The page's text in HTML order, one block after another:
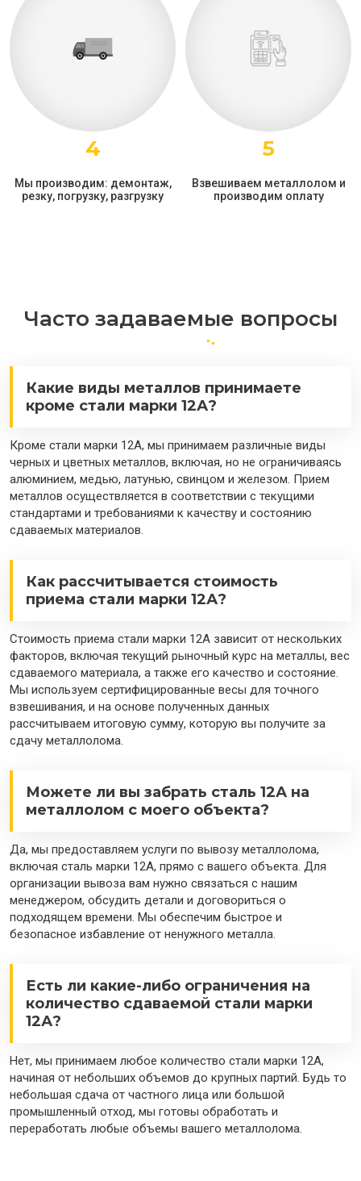
4
Мы производим: демонтаж,
резку, погрузку, разгрузку
5
Взвешиваем металлолом и
производим оплату
Часто задаваемые вопросы
Какие виды металлов принимаете
кроме стали марки 12А?
Кроме стали марки 12А, мы принимаем различные виды
черных и цветных металлов, включая, но не ограничиваясь
алюминием, медью, латунью, свинцом и железом. Прием
металлов осуществляется в соответствии с текущими
стандартами и требованиями к качеству и состоянию
сдаваемых материалов.
Как рассчитывается стоимость
приема стали марки 12А?
Стоимость приема стали марки 12А зависит от нескольких
факторов, включая текущий рыночный курс на металлы, вес
сдаваемого материала, а также его качество и состояние.
Мы используем сертифицированные весы для точного
взвешивания, и на основе полученных данных
рассчитываем итоговую сумму, которую вы получите за
сдачу металлолома.
Можете ли вы забрать сталь 12А на
металлолом с моего объекта?
Да, мы предоставляем услуги по вывозу металлолома,
включая сталь марки 12А, прямо с вашего объекта. Для
организации вывоза вам нужно связаться с нашим
менеджером, обсудить детали и договориться о
подходящем времени. Мы обеспечим быстрое и
безопасное избавление от ненужного металла.
Есть ли какие-либо ограничения на
количество сдаваемой стали марки
12А?
Нет, мы принимаем любое количество стали марки 12А,
начиная от небольших объемов до крупных партий. Будь то
небольшая сдача от частного лица или большой
промышленный отход, мы готовы обработать и
переработать любые объемы вашего металлолома.